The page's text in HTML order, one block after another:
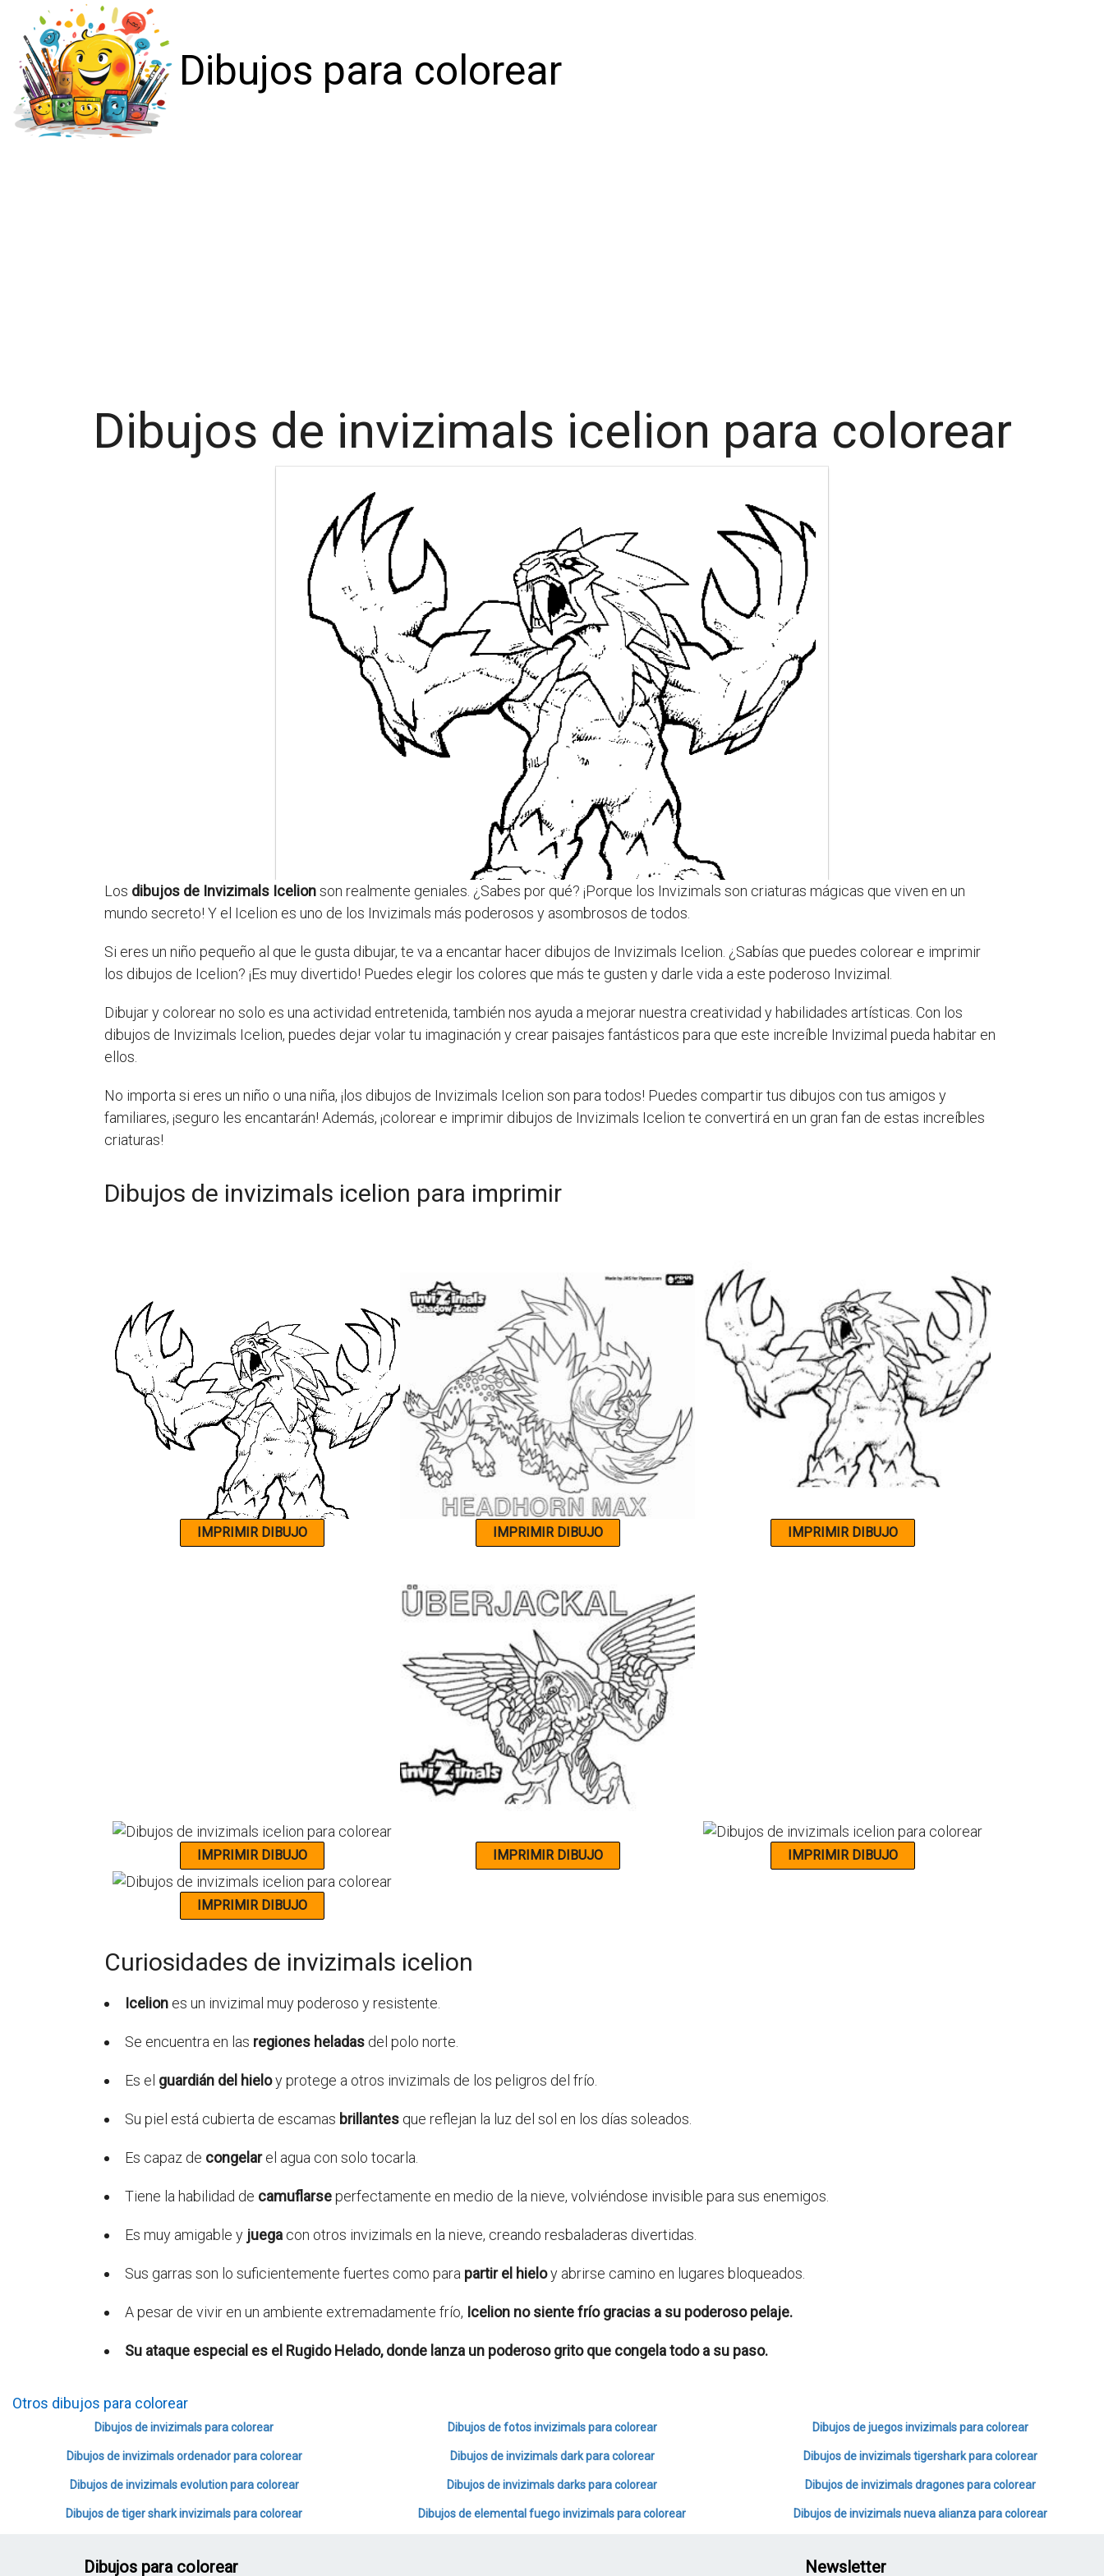
Dibujos para colorear
Dibujos de invizimals icelion para colorear
Los dibujos de Invizimals Icelionson realmente geniales. ¿Sabes por qué? ¡Porque los Invizimals son criaturas mágicas que viven en un
mundo secreto! Y el Icelion es uno de los Invizimals más poderosos y asombrosos de todos.
Si eres un niño pequeño al que le gusta dibujar, te va a encantar hacer dibujos de Invizimals Icelion. ¿Sabías que puedes colorear e imprimir
los dibujos de Icelion? ¡Es muy divertido! Puedes elegir los colores que más te gusten y darle vida a este poderoso Invizimal.
Dibujar y colorear no solo es una actividad entretenida, también nos ayuda a mejorar nuestra creatividad y habilidades artísticas. Con los
dibujos de Invizimals Icelion, puedes dejar volar tu imaginación y crear paisajes fantásticos para que este increíble Invizimal pueda habitar en
ellos.
No importa si eres un niño o una niña, ¡los dibujos de Invizimals Icelion son para todos! Puedes compartir tus dibujos con tus amigos y
familiares, ¡seguro les encantarán! Además, ¡colorear e imprimir dibujos de Invizimals Icelion te convertirá en un gran fan de estas increíbles
criaturas!
Dibujos de invizimals icelion para imprimir
Curiosidades de invizimals icelion
Icelion es un invizimal muy poderoso y resistente.
Se encuentra en las regiones heladas del polo norte.
Es el guardián del hieloy protege a otros invizimals de los peligros del frío.
Su piel está cubierta de escamas brillantes que reflejan la luz del sol en los días soleados.
Es capaz de congelarel agua con solo tocarla.
Tiene la habilidad de camuflarseperfectamente en medio de la nieve, volviéndose invisible para sus enemigos.
Es muy amigable y juega con otros invizimals en la nieve, creando resbaladeras divertidas.
Sus garras son lo suficientemente fuertes como para partir el hieloy abrirse camino en lugares bloqueados.
A pesar de vivir en un ambiente extremadamente frío, Icelion no siente frío gracias a su poderoso pelaje.
Su ataque especial es el Rugido Helado, donde lanza un poderoso grito que congela todo a su paso.
Otros dibujos para colorear
Dibujos de invizimals para colorear Dibujos de fotos invizimals para colorear Dibujos de juegos invizimals para colorear
Dibujos de invizimals ordenador para colorear Dibujos de invizimals dark para colorear Dibujos de invizimals tigershark para colorear
Dibujos de invizimals evolution para colorear Dibujos de invizimals darks para colorear Dibujos de invizimals dragones para colorear
Dibujos de tiger shark invizimals para colorear Dibujos de elemental fuego invizimals para colorear Dibujos de invizimals nueva alianza para colorear
Dibujos para colorear Newsletter